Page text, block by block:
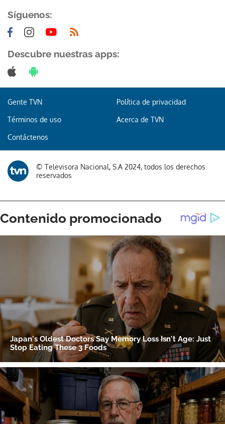
Síguenos:
Descubre nuestras apps:
Gente TVN Política de privacidad
Términos de uso Acerca de TVN
Contáctenos
© Televisora Nacional, S.A 2024, todos los derechos
reservados